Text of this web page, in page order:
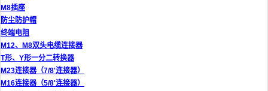
M8插座
防尘防护帽
终端电阻
M12、M8双头电缆连接器
T形、Y形一分二转换器
M23连接器（7/8'连接器）
M16连接器（5/8'连接器）